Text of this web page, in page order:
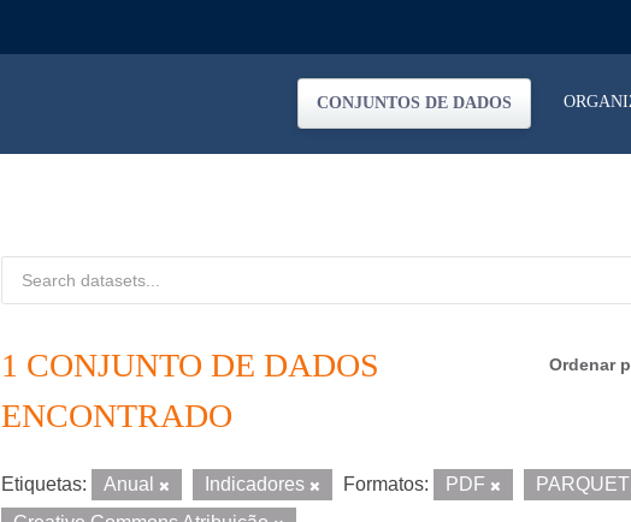
CONJUNTOS DE DADOS
Ordenar
1 CONJUNTO DE DADOS
ENCONTRADO
Etiquetas: Anual Indicadores Formatos: PDF PARQUET